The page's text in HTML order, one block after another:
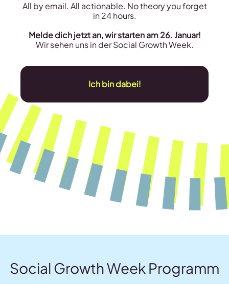
All by email. All actionable. No theory you forget
in 24 hours.
Melde dich jetzt an, wir starten am 26. Januar!
Wir sehen uns in der Social Growth Week.
Ich bin dabei!
Social Growth Week Programm